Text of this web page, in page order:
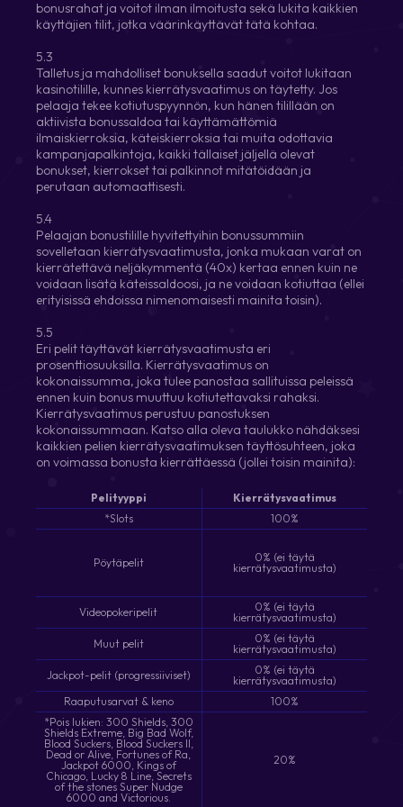
bonusrahat ja voitot ilman ilmoitusta sekä lukita kaikkien
käyttäjien tilit, jotka väärinkäyttävät tätä kohtaa.
5.3
Talletus ja mahdolliset bonuksella saadut voitot lukitaan
kasinotilille, kunnes kierrätysvaatimus on täytetty. Jos
pelaaja tekee kotiutuspyynnön, kun hänen tilillään on
aktiivista bonussaldoa tai käyttämättömiä
ilmaiskierroksia, käteiskierroksia tai muita odottavia
kampanjapalkintoja, kaikki tällaiset jäljellä olevat
bonukset, kierrokset tai palkinnot mitätöidään ja
perutaan automaattisesti.
5.4
Pelaajan bonustilille hyvitettyihin bonussummiin
sovelletaan kierrätysvaatimusta, jonka mukaan varat on
kierrätettävä neljäkymmentä (40x) kertaa ennen kuin ne
voidaan lisätä käteissaldoosi, ja ne voidaan kotiuttaa (ellei
erityisissä ehdoissa nimenomaisesti mainita toisin).
5.5
Eri pelit täyttävät kierrätysvaatimusta eri
prosenttiosuuksilla. Kierrätysvaatimus on
kokonaissumma, joka tulee panostaa sallituissa peleissä
ennen kuin bonus muuttuu kotiutettavaksi rahaksi.
Kierrätysvaatimus perustuu panostuksen
kokonaissummaan. Katso alla oleva taulukko nähdäksesi
kaikkien pelien kierrätysvaatimuksen täyttösuhteen, joka
on voimassa bonusta kierrättäessä (jollei toisin mainita):
Pelityyppi
Kierrätysvaatimus
*Slots
100%
Pöytäpelit
0% (ei täytä
kierrätysvaatimusta)
Videopokeripelit
0% (ei täytä
kierrätysvaatimusta)
Muut pelit
0% (ei täytä
kierrätysvaatimusta)
Jackpot-pelit (progressiiviset)
0% (ei täytä
kierrätysvaatimusta)
Raaputusarvat & keno
100%
*Pois lukien: 300 Shields, 300
Shields Extreme, Big Bad Wolf,
Blood Suckers, Blood Suckers II,
Dead or Alive, Fortunes of Ra,
Jackpot 6000, Kings of
Chicago, Lucky 8 Line, Secrets
of the stones Super Nudge
6000 and Victorious.
20%